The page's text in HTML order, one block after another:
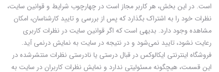
است. در این بخش، هر کاربر مجاز است در چهارچوب شرایط و قوانین سایت،
نظرات خود را به اشتراک بگذارد که پس از بررسی و تایید کارشناسان، امکان
مشاهده وجود دارد. بدیهی است که اگر قوانین سایت در نظرات کاربری
رعایت نشود، تایید نمی‌شود و در نتیجه در سایت به نمایش درنمی آید.
فروشگاه اینترنتی ایکالوکس در قبال درستی یا نادرستی نظرات منتشرشده در
این قسمت، هیچگونه مسئولیتی ندارد و نمایش نظرات کاربران در سایت به